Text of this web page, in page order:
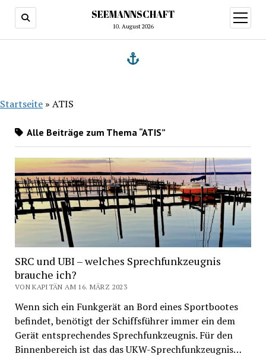
SEEMANNSCHAFT
10. August 2026
Menü
öffnen
Startseite » ATIS
Alle Beiträge zum Thema “ATIS”
SRC und UBI – welches Sprechfunkzeugnis
brauche ich?
VON KAPITÄN AM 16. MÄRZ 2023
Wenn sich ein Funkgerät an Bord eines Sportbootes
befindet, benötigt der Schiffsführer immer ein dem
Gerät entsprechendes Sprechfunkzeugnis. Für den
Binnenbereich ist das das UKW-Sprechfunkzeugnis…